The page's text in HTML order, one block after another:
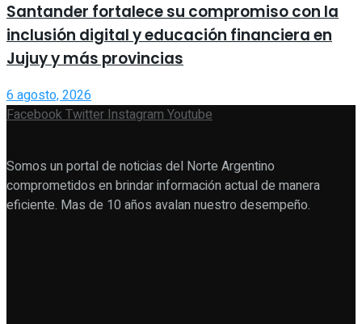
Santander fortalece su compromiso con la
inclusión digital y educación financiera en
Jujuy y más provincias
6 agosto, 2026
FacebookTwitterInstagramYoutube
Somos un portal de noticias del Norte Argentino
comprometidos en brindar información actual de manera
eficiente. Mas de 10 años avalan nuestro desempeño.